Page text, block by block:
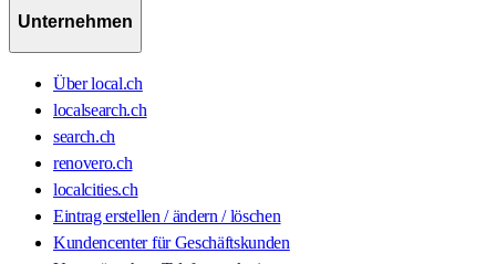
Unternehmen
Über local.ch
localsearch.ch
search.ch
renovero.ch
localcities.ch
Eintrag erstellen / ändern / löschen
Kundencenter für Geschäftskunden